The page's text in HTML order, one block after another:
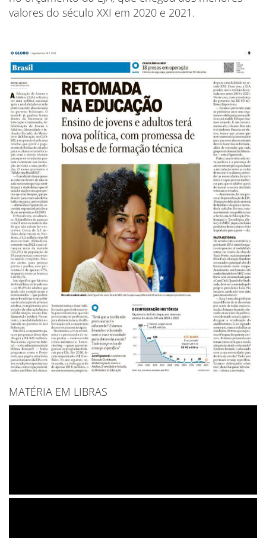
valores do século XXI em 2020 e 2021.
MATÉRIA EM LIBRAS